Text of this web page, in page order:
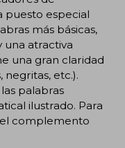
puesto especial
más básicas,
una atractiva
una gran claridad
etc.).
palabras
ilustrado. Para
el complemento